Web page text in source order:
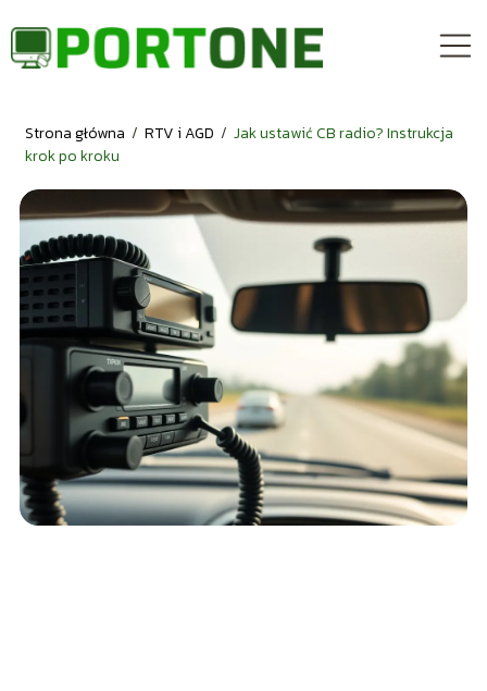
Strona główna / RTV i AGD / Jak ustawić CB radio? Instrukcja
krok po kroku